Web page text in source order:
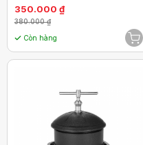
350.000 ₫
380.000 ₫
Còn hàng